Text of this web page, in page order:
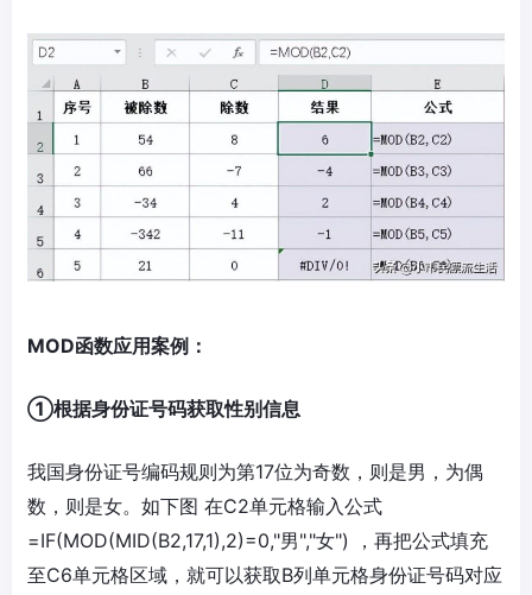
MOD函数应用案例：
①根据身份证号码获取性别信息
我国身份证号编码规则为第17位为奇数，则是男，为偶
数，则是女。如下图 在C2单元格输入公式
=IF(MOD(MID(B2,17,1),2)=0,"男","女") ，再把公式填充
至C6单元格区域，就可以获取B列单元格身份证号码对应